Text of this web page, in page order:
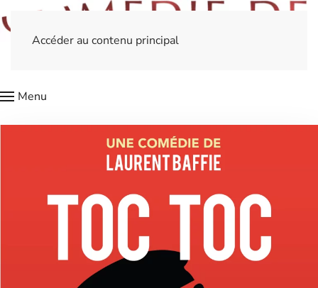
Accéder au contenu principal
Menu